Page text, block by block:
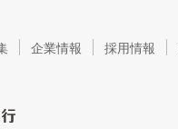
企業情報 採用情報